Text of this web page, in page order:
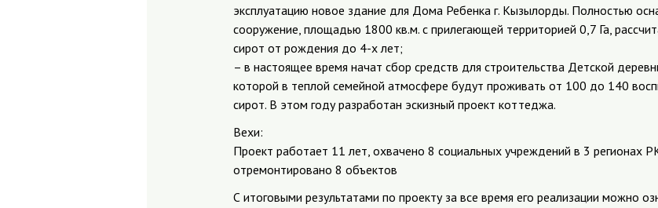
эксплуатацию новое здание для Дома Ребенка г. Кызылорды. Полностью
сооружение, площадью 1800 кв.м. с прилегающей территорией 0,7 Га,
сирот от рождения до 4-х лет;
– в настоящее время начат сбор средств для строительства Детской
которой в теплой семейной атмосфере будут проживать от 100 до 140
сирот. В этом году разработан эскизный проект коттеджа.
Вехи:
Проект работает 11 лет, охвачено 8 социальных учреждений в 3 регионах
отремонтировано 8 объектов
С итоговыми результатами по проекту за все время его реализации можно